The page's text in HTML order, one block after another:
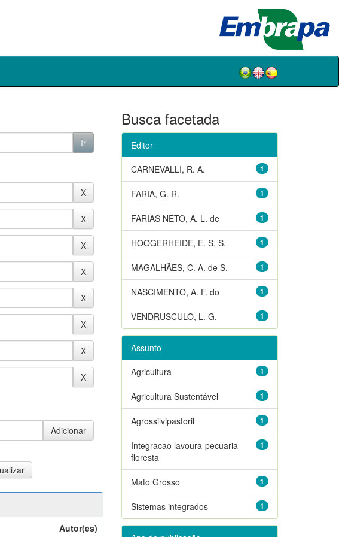
Autor(es)
Busca facetada
Editor
1
CARNEVALLI, R. A.
1
FARIA, G. R.
1
FARIAS NETO, A. L. de
1
HOOGERHEIDE, E. S. S.
1
MAGALHÃES, C. A. de S.
1
NASCIMENTO, A. F. do
1
VENDRUSCULO, L. G.
Assunto
1
Agricultura
1
Agricultura Sustentável
1
Agrossilvipastoril
1
Integracao lavoura-pecuaria-
floresta
1
Mato Grosso
1
Sistemas integrados